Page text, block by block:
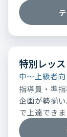
特別レッ
中～上級者
指導員・準
企画が勢揃
で上達できま